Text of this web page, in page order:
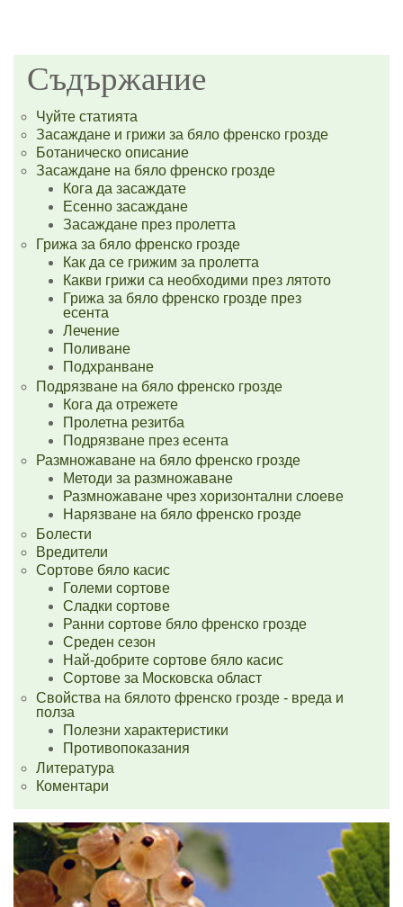
Съдържание
Чуйте статията
Засаждане и грижи за бяло френско грозде
Ботаническо описание
Засаждане на бяло френско грозде
Кога да засаждате
Есенно засаждане
Засаждане през пролетта
Грижа за бяло френско грозде
Как да се грижим за пролетта
Какви грижи са необходими през лятото
Грижа за бяло френско грозде през
есента
Лечение
Поливане
Подхранване
Подрязване на бяло френско грозде
Кога да отрежете
Пролетна резитба
Подрязване през есента
Размножаване на бяло френско грозде
Методи за размножаване
Размножаване чрез хоризонтални слоеве
Нарязване на бяло френско грозде
Болести
Вредители
Сортове бяло касис
Големи сортове
Сладки сортове
Ранни сортове бяло френско грозде
Среден сезон
Най-добрите сортове бяло касис
Сортове за Московска област
Свойства на бялото френско грозде - вреда и
полза
Полезни характеристики
Противопоказания
Литература
Коментари